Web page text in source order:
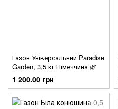
Газон Універсальний Paradise
Garden, 3,5 кг Німеччина 🌿
1 200.00 грн